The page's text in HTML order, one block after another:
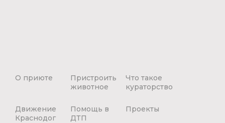
О приюте
Пристроить
животное
Что такое
кураторство
Движение
Краснодог
Помощь в
ДТП
Проекты